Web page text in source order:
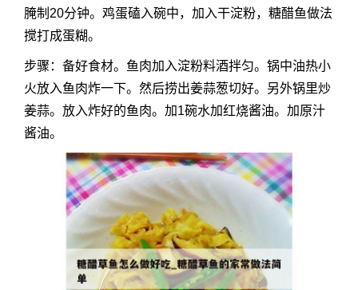
腌制20分钟。鸡蛋磕入碗中，加入干淀粉，糖醋鱼做法
搅打成蛋糊。
步骤：备好食材。鱼肉加入淀粉料酒拌匀。锅中油热小
火放入鱼肉炸一下。然后捞出姜蒜葱切好。另外锅里炒
姜蒜。放入炸好的鱼肉。加1碗水加红烧酱油。加原汁
酱油。